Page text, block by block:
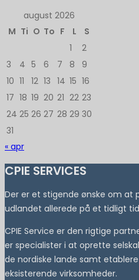
august 2026
M Ti O To F L
S
1
2
3
4 5 6 7 8
9
10 11 12 13 14 15 16
17 18 19 20 21 22 23
24 25 26 27 28 29 30
31
« apr
CPIE SERVICES
Der er et stigende ønske om at
udlandet allerede på et tidligt
CPIE Service er den rigtige
er specialister i at oprette
de nordiske lande samt
eksisterende virksomheder.